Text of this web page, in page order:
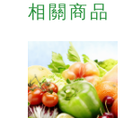
相關商品